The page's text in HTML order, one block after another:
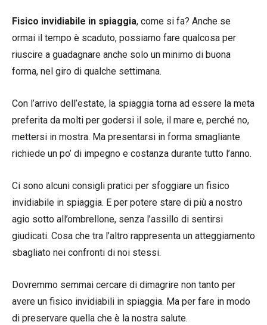
Fisico invidiabile in spiaggia, come si fa? Anche se
ormai il tempo è scaduto, possiamo fare qualcosa per
riuscire a guadagnare anche solo un minimo di buona
forma, nel giro di qualche settimana.
Con l’arrivo dell’estate, la spiaggia torna ad essere la meta
preferita da molti per godersi il sole, il mare e, perché no,
mettersi in mostra. Ma presentarsi in forma smagliante
richiede un po’ di impegno e costanza durante tutto l’anno.
Ci sono alcuni consigli pratici per sfoggiare un fisico
invidiabile in spiaggia. E per potere stare di più a nostro
agio sotto all’ombrellone, senza l’assillo di sentirsi
giudicati. Cosa che tra l’altro rappresenta un atteggiamento
sbagliato nei confronti di noi stessi.
Dovremmo semmai cercare di dimagrire non tanto per
avere un fisico invidiabili in spiaggia. Ma per fare in modo
di preservare quella che è la nostra salute.